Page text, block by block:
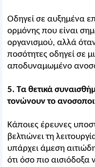
Οδηγεί σε αυξημένα
ορμόνης που είναι
οργανισμού, αλλά
ποσότητες οδηγεί σε
αποδυναμωμένο
5. Τα θετικά
τονώνουν το
Κάποιες έρευνες
βελτιώνει τη
υπάρχει άμεση
ότι όσο πιο αισιόδοξα